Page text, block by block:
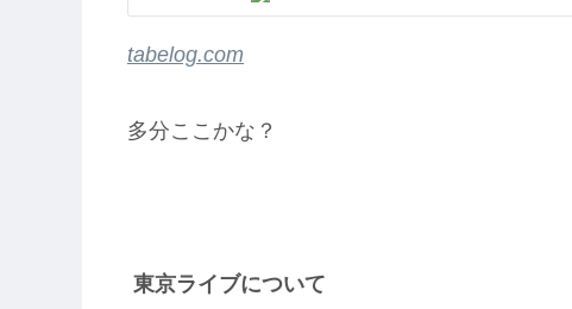
tabelog.com
多分ここかな？
東京ライブについて